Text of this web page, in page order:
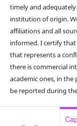
timely and
institution of origin.
affiliations and all
informed. I certify
that represents a
there is commercial
academic ones, in
be reported during